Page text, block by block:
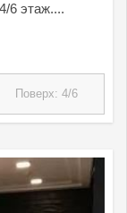
6 этаж....
Поверх: 4/6